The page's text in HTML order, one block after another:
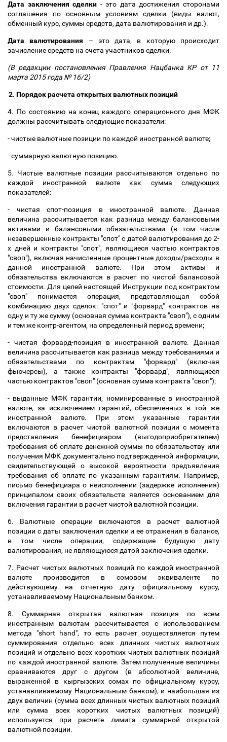
Дата заключения сделки - это дата достижения сторонами
соглашения по основным условиям сделки (виды валют,
обменный курс, суммы средств, дата валютирования и др.).
Дата валютирования – это дата, в которую происходит
зачисление средств на счета участников сделки.
(В редакции постановления Правления Нацбанка КР от 11
марта 2015 года № 16/2)
2. Порядок расчета открытых валютных позиций
4. По состоянию на конец каждого операционного дня МФК
должны рассчитывать следующие показатели:
- чистые валютные позиции по каждой иностранной валюте;
- суммарную валютную позицию.
5. Чистые валютные позиции рассчитываются отдельно по
каждой иностранной валюте как сумма следующих
показателей:
- чистая спот-позиция в иностранной валюте. Данная
величина рассчитывается как разница между балансовыми
активами и балансовыми обязательствами (в том числе
незавершенные контракты "спот" с датой валютирования до 2-
х дней и контракты "спот", являющиеся частью контрактов
"своп"), включая начисленные процентные доходы/расходы в
данной иностранной валюте. При этом активы и
обязательства включаются в расчет по чистой балансовой
стоимости. Для целей настоящей Инструкции под контрактом
"своп" понимается операция, представляющая собой
комбинацию двух сделок: "спот" и "форвард" контрактов на
одну и ту же сумму (основная сумма контракта "своп"), с одним
и тем же контр-агентом, на определенный период времени;
- чистая форвард-позиция в иностранной валюте. Данная
величина рассчитывается как разница между требованиями и
обязательствами по контрактам "форвард" (включая
фьючерсы), а также контракты "форвард", являющиеся
частью контрактов "своп" (основная сумма контракта "своп");
- выданные МФК гарантии, номинированные в иностранной
валюте, за исключением гарантий, обеспеченных в той же
иностранной валюте. При этом указанные гарантии
включаются в расчет чистой валютной позиции с момента
представления бенефициаром (выгодоприобретателем)
требования об оплате денежной суммы по обязательству или
получения МФК документально подтвержденной информации,
свидетельствующей о высокой вероятности предъявления
требования об оплате по указанным гарантиям. Например,
письмо бенефициара о неисполнении (задержке исполнения)
принципалом своих обязательств является основанием для
включения гарантии в расчет чистой валютной позиции.
6. Валютные операции включаются в расчет валютной
позиции с даты заключения сделки и ее отражения в балансе,
в том числе операции, содержащие будущую дату
валютирования, не являющуюся датой заключения сделки.
7. Расчет чистых валютных позиций по каждой иностранной
валюте производится в сомовом эквиваленте по
действующему на отчетную дату официальному курсу,
устанавливаемому Национальным банком.
8. Суммарная открытая валютная позиция по всем
иностранным валютам рассчитывается с использованием
метода "short hand", то есть расчет осуществляется путем
суммирования отдельно всех длинных чистых валютных
позиций и отдельно всех коротких чистых валютных позиций
по каждой иностранной валюте. Затем полученные величины
сравниваются друг с другом (в абсолютной величине,
выраженной в кыргызских сомах по официальному курсу,
устанавливаемому Национальным банком), и наибольшая из
двух величин (сумма всех длинных чистых валютных позиций
или сумма всех коротких чистых валютных позиций)
используется при расчете лимита суммарной открытой
валютной позиции.